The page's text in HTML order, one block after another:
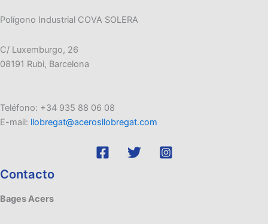
Polígono Industrial COVA SOLERA
C/ Luxemburgo, 26
08191 Rubi, Barcelona
Teléfono: +34 935 88 06 08
E-mail: llobregat@acerosllobregat.com
Contacto
Bages Acers